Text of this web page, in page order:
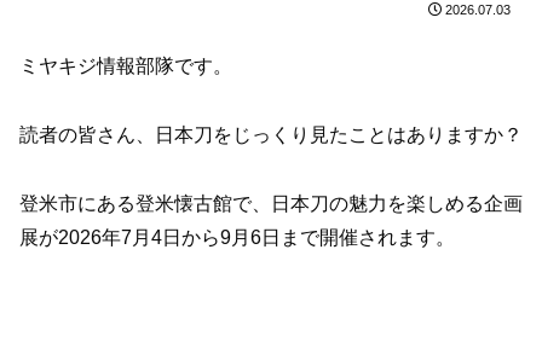
2026.07.03
ミヤキジ情報部隊です。
読者の皆さん、日本刀をじっくり見たことはありますか？
登米市にある登米懐古館で、日本刀の魅力を楽しめる企画
展が2026年7月4日から9月6日まで開催されます。